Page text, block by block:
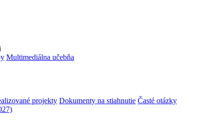
Multimediálna učebňa
projekty Dokumenty na stiahnutie Časté otázky